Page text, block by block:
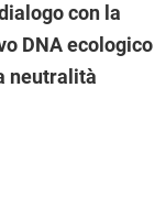
con la
DNA ecologico
neutralità